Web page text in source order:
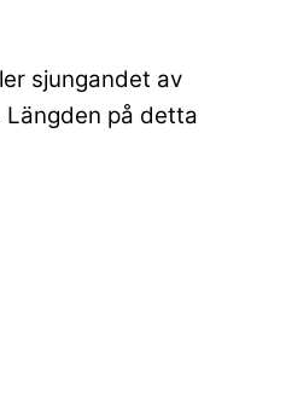
sjungandet av
Längden på detta